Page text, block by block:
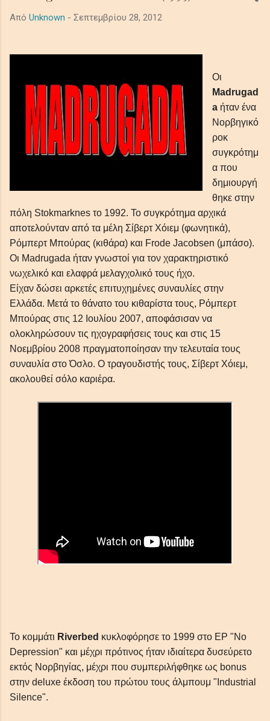
τρόμου, μεταμορφώνοντας προσωπικές και καθολικές σκιές
τελευταία, ξεθωριασμένη λάμψη του λυκόφωτος. Ο ήχος από
ατμόσφαιρα μελαγχολική, απομονωμένη και μεγαλοπρεπή με
θέμα την μοναξιά και τη φθορά στο αχανές διάστημα. In the
shadowed ...
Από Unknown - Σεπτεμβρίου 28, 2012
Οι
Madrugad
a ήταν ένα
Νορβηγικό
ροκ
συγκρότημ
α που
δημιουργή
θηκε στην
πόλη Stokmarknes το 1992. Το συγκρότημα αρχικά
αποτελούνταν από τα μέλη Σίβερτ Χόιεμ (φωνητικά),
Ρόμπερτ Μπούρας (κιθάρα) και Frode Jacobsen (μπάσο).
Οι Madrugada ήταν γνωστοί για τον χαρακτηριστικό
νωχελικό και ελαφρά μελαγχολικό τους ήχο.
Είχαν δώσει αρκετές επιτυχημένες συναυλίες στην
Ελλάδα. Μετά το θάνατο του κιθαρίστα τους, Ρόμπερτ
Μπούρας στις 12 Ιουλίου 2007, αποφάσισαν να
ολοκληρώσουν τις ηχογραφήσεις τους και στις 15
Νοεμβρίου 2008 πραγματοποίησαν την τελευταία τους
συναυλία στο Όσλο. Ο τραγουδιστής τους, Σίβερτ Χόιεμ,
ακολουθεί σόλο καριέρα.
Το κομμάτι Riverbed κυκλοφόρησε το 1999 στο ΕΡ "No
Depression" και μέχρι πρότινος ήταν ιδιαίτερα δυσεύρετο
εκτός Νορβηγίας, μέχρι που συμπεριλήφθηκε ως bonus
στην deluxe έκδοση του πρώτου τους άλμπουμ "Industrial
Silence".